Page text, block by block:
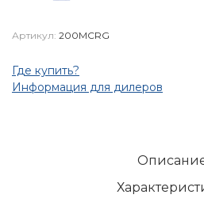
Артикул: 200MCRG
Где купить?
Информация для дилеров